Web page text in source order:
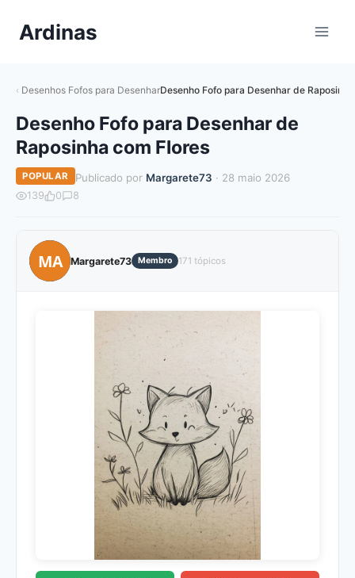
paraArdinas
Desenhos Fofos para DesenharDesenho Fofo para Desenhar de
Desenho Fofo para Desenhar de
Raposinha com Flores
POPULAR Publicado por Margarete73 · 28 maio 2026
139 0 8
MA Margarete73 Membro 171 tópicos